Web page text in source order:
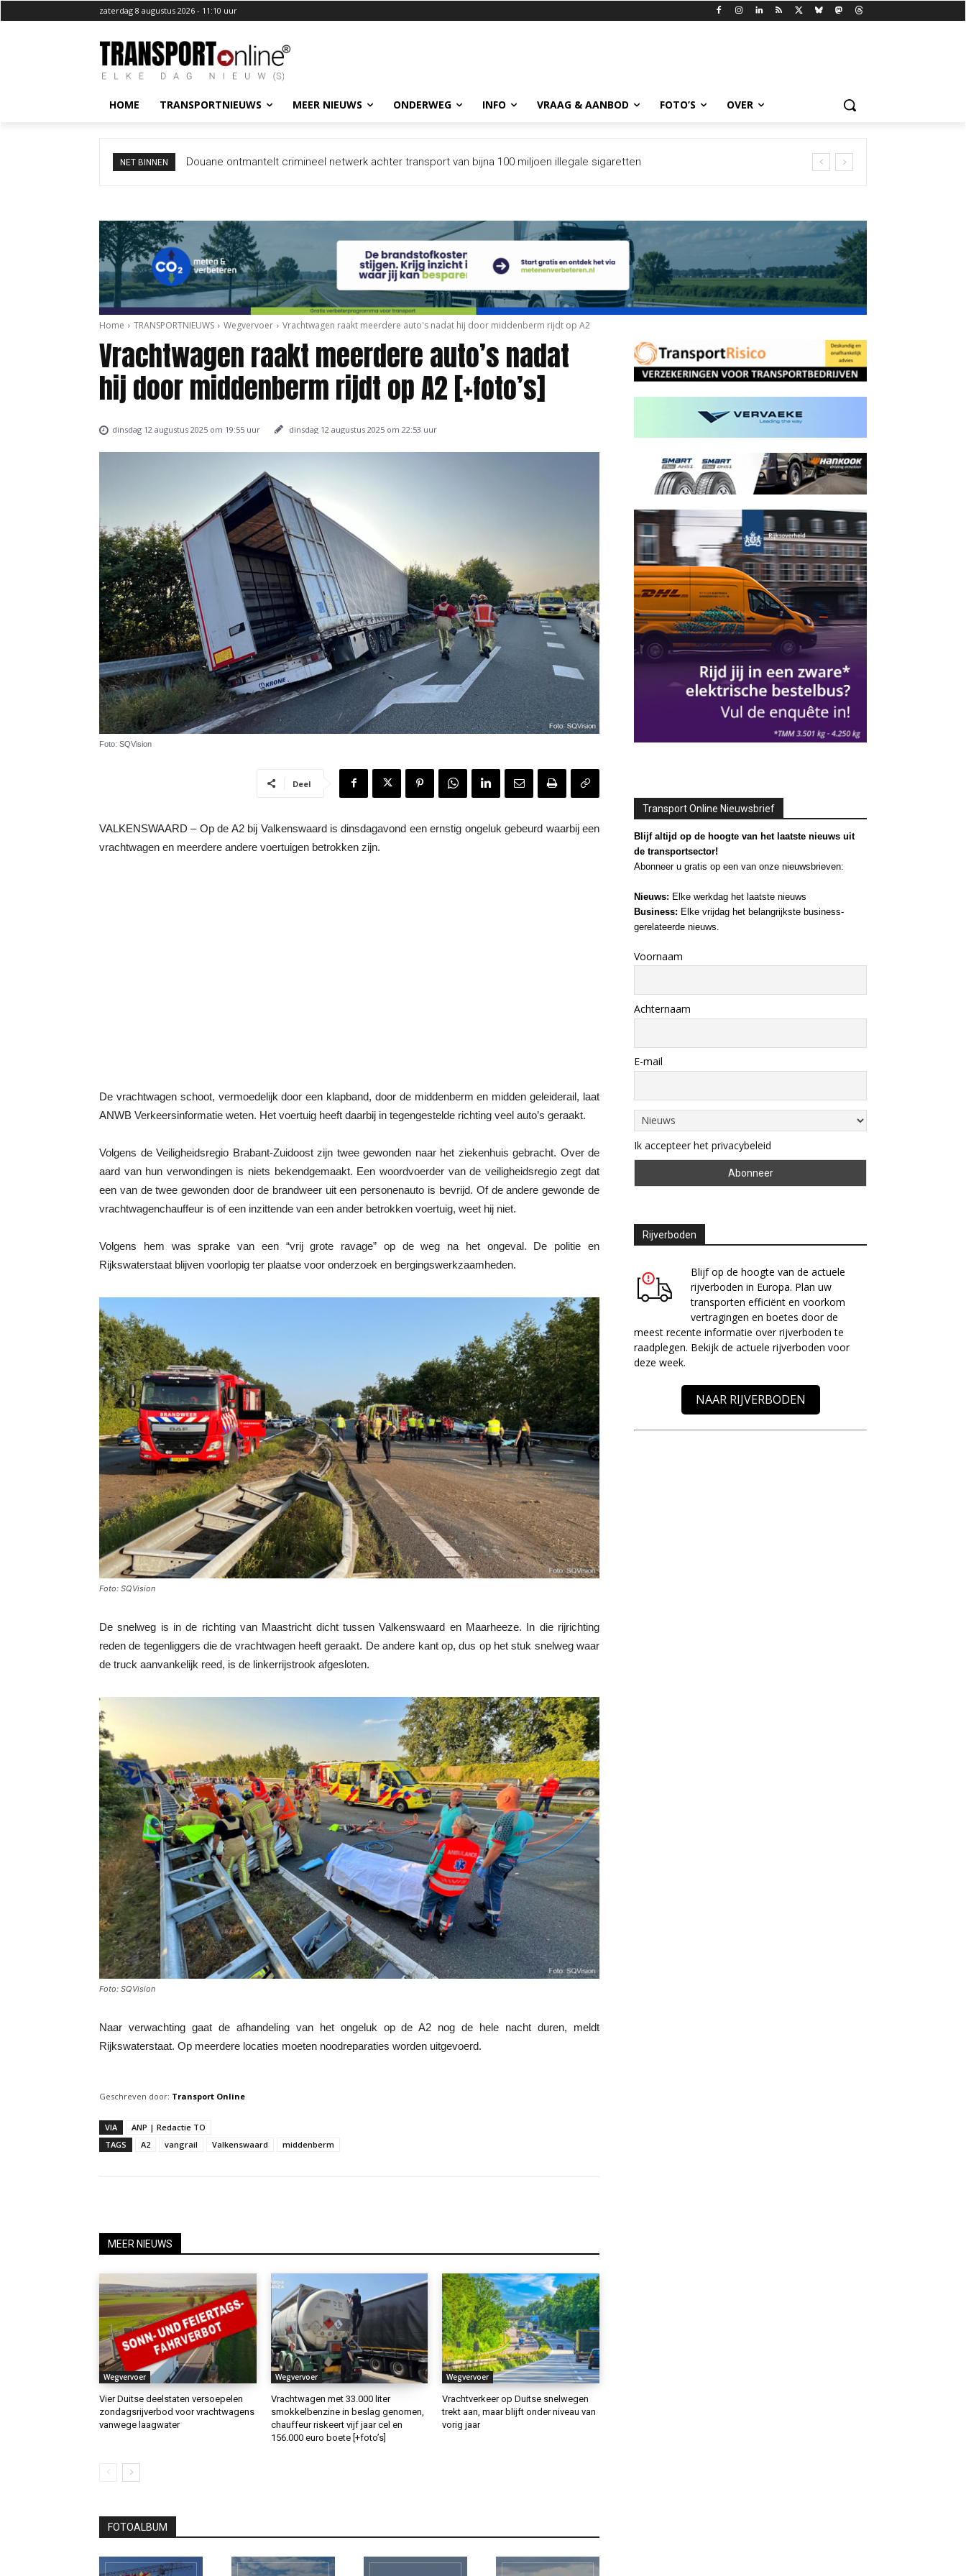
zaterdag 8 augustus 2026 - 11:10 uur
HOME TRANSPORTNIEUWS MEER NIEUWS ONDERWEG INFO VRAAG & AANBOD FOTO’S OVER
NET BINNEN Italië wil grenscontroles niet intrekken na dreigement Spanje
Home TRANSPORTNIEUWS Wegvervoer Vrachtwagen raakt meerdere auto's nadat hij door middenberm rijdt op A2
Vrachtwagen raakt meerdere auto’s nadat
hij door middenberm rijdt op A2 [+foto’s]
dinsdag 12 augustus 2025 om 19:55 uur dinsdag 12 augustus 2025 om 22:53 uur
Foto: SQVision
Deel
VALKENSWAARD – Op de A2 bij Valkenswaard is dinsdagavond een ernstig ongeluk gebeurd waarbij een
vrachtwagen en meerdere andere voertuigen betrokken zijn.
De vrachtwagen schoot, vermoedelijk door een klapband, door de middenberm en midden geleiderail, laat
ANWB Verkeersinformatie weten. Het voertuig heeft daarbij in tegengestelde richting veel auto’s geraakt.
Volgens de Veiligheidsregio Brabant-Zuidoost zijn twee gewonden naar het ziekenhuis gebracht. Over de
aard van hun verwondingen is niets bekendgemaakt. Een woordvoerder van de veiligheidsregio zegt dat
een van de twee gewonden door de brandweer uit een personenauto is bevrijd. Of de andere gewonde de
vrachtwagenchauffeur is of een inzittende van een ander betrokken voertuig, weet hij niet.
Volgens hem was sprake van een “vrij grote ravage” op de weg na het ongeval. De politie en
Rijkswaterstaat blijven voorlopig ter plaatse voor onderzoek en bergingswerkzaamheden.
Foto: SQVision
De snelweg is in de richting van Maastricht dicht tussen Valkenswaard en Maarheeze. In die rijrichting
reden de tegenliggers die de vrachtwagen heeft geraakt. De andere kant op, dus op het stuk snelweg waar
de truck aanvankelijk reed, is de linkerrijstrook afgesloten.
Foto: SQVision
Naar verwachting gaat de afhandeling van het ongeluk op de A2 nog de hele nacht duren, meldt
Rijkswaterstaat. Op meerdere locaties moeten noodreparaties worden uitgevoerd.
Geschreven door: Transport Online
VIA
ANP | Redactie TO
TAGS
A2 vangrail Valkenswaard middenberm
MEER NIEUWS
Wegvervoer
Vier Duitse deelstaten versoepelen
zondagsrijverbod voor vrachtwagens
vanwege laagwater
Wegvervoer
Vrachtwagen met 33.000 liter
smokkelbenzine in beslag genomen,
chauffeur riskeert vijf jaar cel en
156.000 euro boete [+foto’s]
Wegvervoer
Vrachtverkeer op Duitse snelwegen
trekt aan, maar blijft onder niveau van
vorig jaar
FOTOALBUM
Transport Online Nieuwsbrief
Blijf altijd op de hoogte van het laatste nieuws uit
de transportsector!
Abonneer u gratis op een van onze nieuwsbrieven:
Nieuws: Elke werkdag het laatste nieuws
Business: Elke vrijdag het belangrijkste business-
gerelateerde nieuws.
Voornaam
Achternaam
E-mail
Ik accepteer het privacybeleid
Rijverboden
Blijf op de hoogte van de actuele
rijverboden in Europa. Plan uw
transporten efficiënt en voorkom
vertragingen en boetes door de
meest recente informatie over rijverboden te
raadplegen. Bekijk de actuele rijverboden voor
deze week.
NAAR RIJVERBODEN